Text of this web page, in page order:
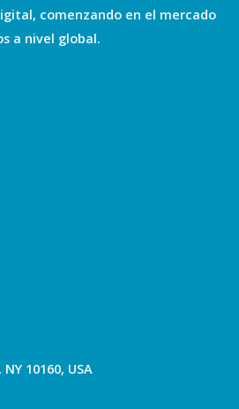
comenzando en el mercado
a nivel global.
10160, USA